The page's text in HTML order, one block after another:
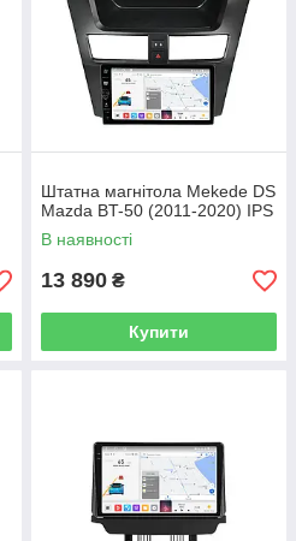
Штатна магнітола Mekede DS
Mazda BT-50 (2011-2020) IPS
В наявності
13 890 ₴
Купити